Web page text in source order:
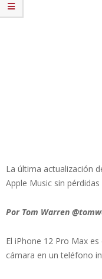
La última actualización
Apple Music sin pérdidas
Por Tom Warren
El iPhone 12 Pro Max
cámara en un teléfono